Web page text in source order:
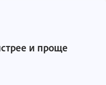
и проще